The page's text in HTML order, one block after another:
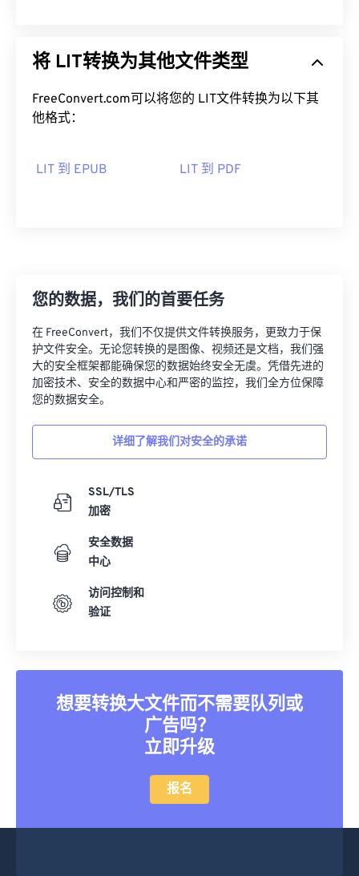
将 LIT转换为其他文件类型
FreeConvert.com可以将您的 LIT文件转换为以下其
他格式：
LIT 到 EPUB LIT 到 PDF
您的数据，我们的首要任务
在 FreeConvert，我们不仅提供文件转换服务，更致力于保
护文件安全。无论您转换的是图像、视频还是文档，我们强
大的安全框架都能确保您的数据始终安全无虞。凭借先进的
加密技术、安全的数据中心和严密的监控，我们全方位保障
您的数据安全。
详细了解我们对安全的承诺
SSL/TLS
加密
安全数据
中心
访问控制和
验证
想要转换大文件而不需要队列或
广告吗？
立即升级
报名